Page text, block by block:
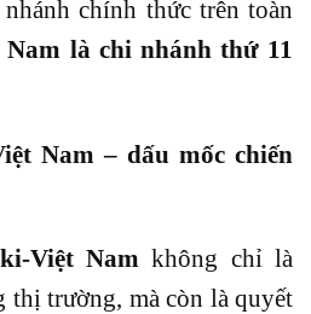
chính thức trên toàn
là chi nhánh thứ 11
Nam – dấu mốc chiến
Việt Namkhông chỉ là
thị trường, mà còn là quyết